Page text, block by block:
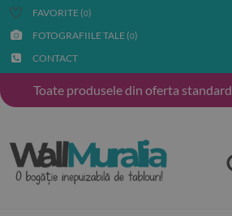
FAVORITE (0)
FOTOGRAFIILE TALE (0)
CONTACT
Toate produsele din oferta standard